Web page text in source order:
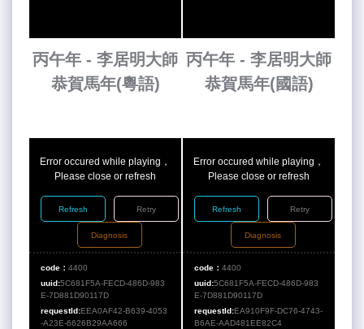
丙午年 - 李居明大師
恭賀馬年(粵語)
丙午年 - 李居明大師
恭賀馬年(國語)
Error occured while playing，
Please close or refresh
Refresh Retry
Diagnosis
code：4400
uuid:5C681F5A-FECD-486D-983
E-7D881D90117D
requestId:EEA0AF42-B639-4053
-A23E-6626B29AA666
Error occured while playing，
Please close or refresh
Refresh Retry
Diagnosis
code：4400
uuid:5C681F5A-FECD-486D-983
E-7D881D90117D
requestId:EA910F9F-DC76-4743-
B6AE-AAD481EE82C4